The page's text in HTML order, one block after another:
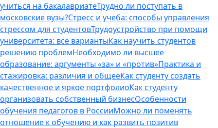
учиться на бакалавриатеТрудно ли поступать в
московские вузы?Стресс и учеба: способы управления
стрессом для студентовТрудоустройство при помощи
университета: все вариантыКак научить студентов
решению проблемНеобходимо ли высшее
образование: аргументы «за» и «против»Практика и
стажировка: различия и общееКак студенту создать
качественное и яркое портфолиоКак студенту
организовать собственный бизнесОсобенности
обучения педагогов в РоссииМожно ли поменять
отношение к обучению и как развить позитив